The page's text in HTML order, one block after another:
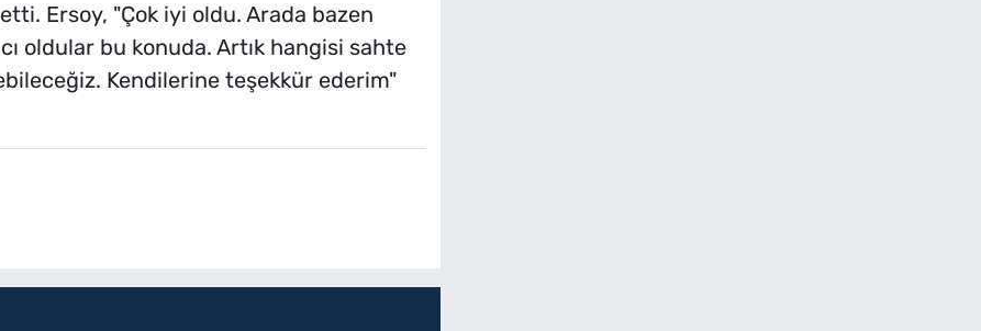
Ersoy, "Çok iyi oldu. Arada bazen
oldular bu konuda. Artık hangisi sahte
Kendilerine teşekkür ederim"